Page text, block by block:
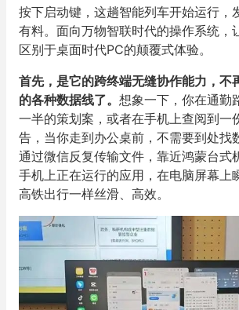
按下启动键，这趟智能列车开始运行，
有料。面向万物智联时代的操作系统，
区别于桌面时代PC的颠覆式体验。
首先，是它的跨终端无缝协作能力，不
的各种数据线了。 想象一下，你在通勤
一半的策划案，或者在手机上查阅到一
告，当你走到办公桌前，不需要到处找
通过微信反复传输文件，靠近鸿蒙台式
手机上正在运行的应用，在电脑屏幕上
高铁出行一样丝滑、高效。